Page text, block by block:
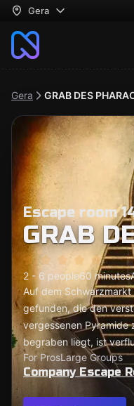
Gera
Gera GRAB DES
Escape room
GRAB
2 - 6 people60 minutes
Auf dem
gefunden, die den
vergessenen Pyramide
begraben liegt, ist
For ProsLarge Groups
Company Escape